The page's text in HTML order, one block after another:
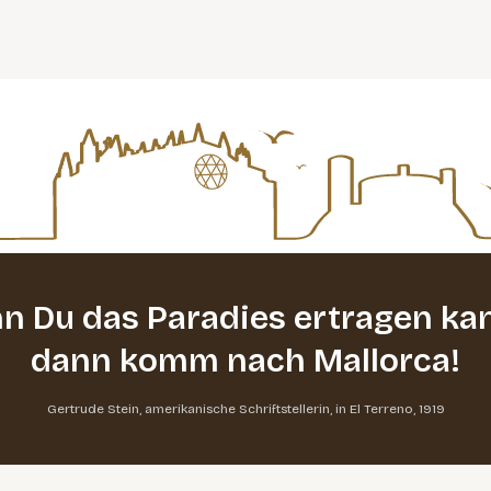
Du das Paradies ertragen
dann komm nach Mallorca!
Gertrude Stein, amerikanische Schriftstellerin, in El Terreno, 1919